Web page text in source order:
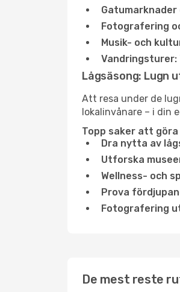
Fotografering
Musik- och
Vandringsturer:
Lågsäsong: Lugn
Att resa under de
lokalinvånare – i din
Topp saker att
Dra nytta av
Utforska
Wellness- och
Prova
Fotografering
De mest reste